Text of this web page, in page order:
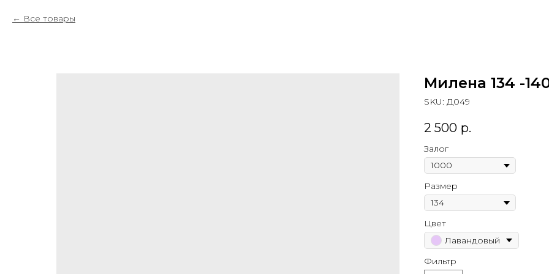
Все товары
Милена 134 -
SKU: Д049
2 500 р.
Залог
Размер
Цвет
Лавандовый
Фильтр